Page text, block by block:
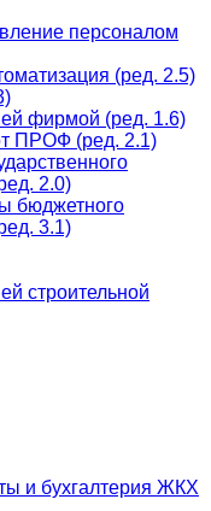
персоналом
(ред. 2.5)
фирмой (ред. 1.6)
ПРОФ (ред. 2.1)
2.0)
бюджетного
3.1)
строительной
и бухгалтерия ЖКХ